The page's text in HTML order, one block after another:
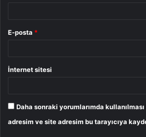
E-posta *
İnternet sitesi
Daha sonraki yorumlarımda
adresim ve site adresim bu tarayıcıya